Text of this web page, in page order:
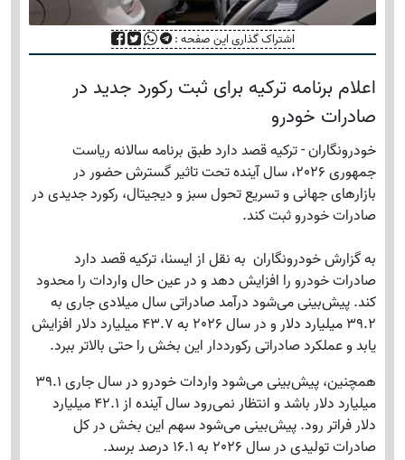
اشتراک گذاری این صفحه :
اعلام برنامه ترکیه برای ثبت رکورد جدید در
صادرات خودرو
خودرونگاران - ترکیه قصد دارد طبق برنامه سالانه ریاست
جمهوری 2026، سال آینده تحت تاثیر گسترش حضور در
بازارهای جهانی و تسریع تحول سبز و دیجیتال، رکورد جدیدی در
صادرات خودرو ثبت کند.
به گزارش خودرونگاران به نقل از ایسنا، ترکیه قصد دارد
صادرات خودرو را افزایش دهد و در عین حال واردات را محدود
کند. پیش‌بینی می‌شود درآمد صادراتی سال میلادی جاری به
39.2 میلیارد دلار و در سال 2026 به 43.7 میلیارد دلار افزایش
یابد و عملکرد صادراتی رکورددار این بخش را حتی بالاتر ببرد.
همچنین، پیش‌بینی می‌شود واردات خودرو در سال جاری 39.1
میلیارد دلار باشد و انتظار نمی‌رود سال آینده از 42.1 میلیارد
دلار فراتر رود. پیش‌بینی می‌شود سهم این بخش در کل
صادرات تولیدی در سال 2026 به 16.1 درصد برسد.